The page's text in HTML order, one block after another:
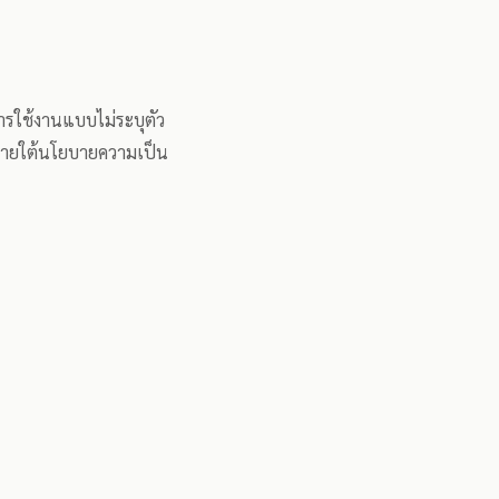
ใช้งานแบบไม่ระบุตัว
ยใต้นโยบายความเป็น